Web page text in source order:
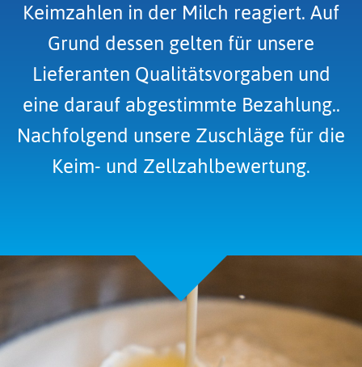
Keimzahlen in der Milch reagiert. Auf
Grund dessen gelten für unsere
Lieferanten Qualitätsvorgaben und
eine darauf abgestimmte Bezahlung..
Nachfolgend unsere Zuschläge für die
Keim- und Zellzahlbewertung.